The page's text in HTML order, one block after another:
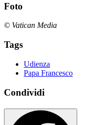
Foto
© Vatican Media
Tags
Udienza
Papa Francesco
Condividi